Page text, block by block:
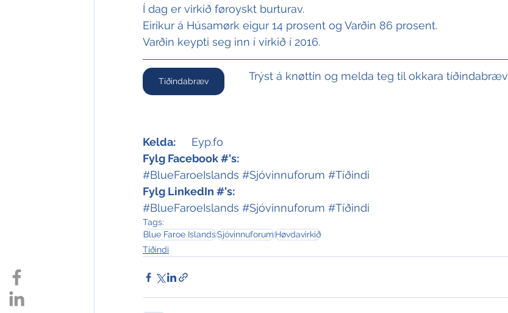
Í dag er virkið føroyskt burturav.
Eirikur á Húsamørk eigur 14 prosent og Varðin 86 prosent.
Varðin keypti seg inn í virkið í 2016.
Tíðindabræv Trýst á knøttin og melda teg til okkara tíðindabræv
Kelda:
	Eyp.fo
Fylg Facebook #'s:
#BlueFaroeIslands #Sjóvinnuforum #Tíðindi
Fylg LinkedIn #'s:
#BlueFaroeIslands #Sjóvinnuforum #Tíðindi
Tags:
Blue Faroe IslandsSjóvinnuforumHøvdavirkið
Tíðindi